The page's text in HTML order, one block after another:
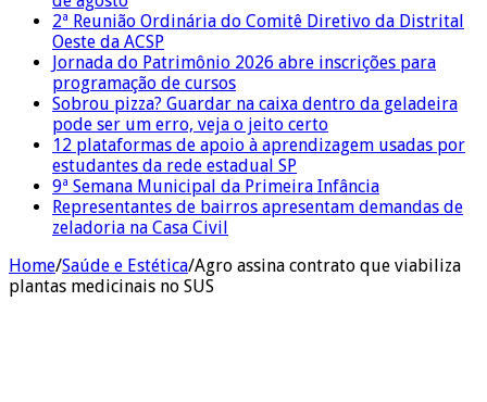
2ª Reunião Ordinária do Comitê Diretivo da Distrital
Oeste da ACSP
Jornada do Patrimônio 2026 abre inscrições para
programação de cursos
Sobrou pizza? Guardar na caixa dentro da geladeira
pode ser um erro, veja o jeito certo
12 plataformas de apoio à aprendizagem usadas por
estudantes da rede estadual SP
9ª Semana Municipal da Primeira Infância
Representantes de bairros apresentam demandas de
zeladoria na Casa Civil
Home/Saúde e Estética/Agro assina contrato que viabiliza
plantas medicinais no SUS